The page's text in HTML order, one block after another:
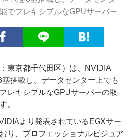
でフレキシブルなGPUサーバー
東京都千代田区）は、NVIDIA
搭載し、データセンター上でも
レキシブルなGPUサーバーの取
。
より発表されているEGXサー
り、プロフェッショナルビジュア